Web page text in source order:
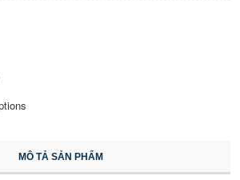
MÔ TẢ SẢN PHẨM